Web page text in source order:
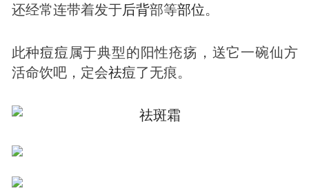
还经常连带着发于后背部等部位。
此种痘痘 属于典型的阳性疮疡，送它一碗仙方
活命饮吧，定会祛痘了无痕。